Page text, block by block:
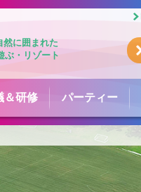
然に囲まれた
ぶ・リゾート
＆研修 パーティー